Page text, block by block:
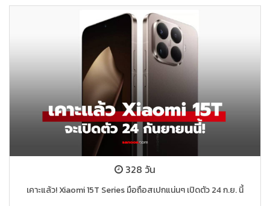
328 วัน
เคาะแล้ว! Xiaomi 15T Series มือถือสเปกแน่นๆ เปิดตัว 24 ก.ย. นี้